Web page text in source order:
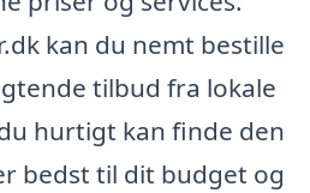
kan du nemt bestille
tilbud fra lokale
hurtigt kan finde den
bedst til dit budget og